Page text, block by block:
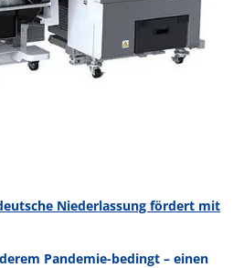
Niederlassung fördert mit
Pandemie-bedingt – einen